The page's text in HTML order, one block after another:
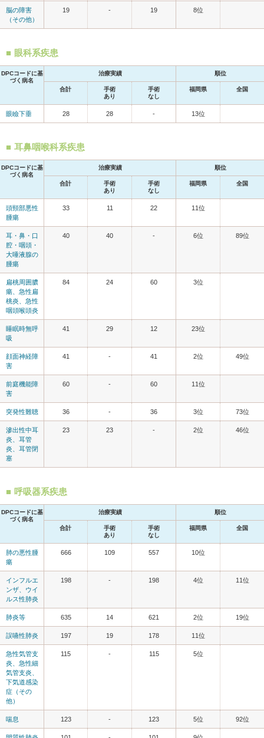
脳の障害
（その他）
19 - 19 8位
眼科系疾患
DPCコードに基
づく病名
治療実績 順位
合計
手術
あり
手術
なし
福岡県 全国
眼瞼下垂 28 28 - 13位
耳鼻咽喉科系疾患
DPCコードに基
づく病名
治療実績 順位
合計
手術
あり
手術
なし
福岡県 全国
頭頸部悪性
腫瘍
33 11 22 11位
耳・鼻・口
腔・咽頭・
大唾液腺の
腫瘍
40 40 - 6位 89位
扁桃周囲膿
瘍、急性扁
桃炎、急性
咽頭喉頭炎
84 24 60 3位
睡眠時無呼
吸
41 29 12 23位
顔面神経障
害
41 - 41 2位 49位
前庭機能障
害
60 - 60 11位
突発性難聴 36 - 36 3位 73位
滲出性中耳
炎、耳管
炎、耳管閉
塞
23 23 - 2位 46位
呼吸器系疾患
DPCコードに基
づく病名
治療実績 順位
合計
手術
あり
手術
なし
福岡県 全国
肺の悪性腫
瘍
666 109 557 10位
インフルエ
ンザ、ウイ
ルス性肺炎
198 - 198 4位 11位
肺炎等 635 14 621 2位 19位
誤嚥性肺炎 197 19 178 11位
急性気管支
炎、急性細
気管支炎、
下気道感染
症（その
他）
115 - 115 5位
喘息 123 - 123 5位 92位